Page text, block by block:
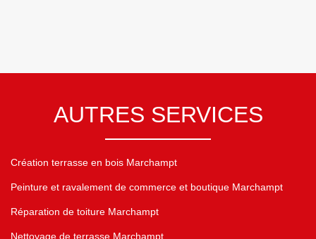
AUTRES SERVICES
Création terrasse en bois Marchampt
Peinture et ravalement de commerce et boutique Marchampt
Réparation de toiture Marchampt
Nettoyage de terrasse Marchampt